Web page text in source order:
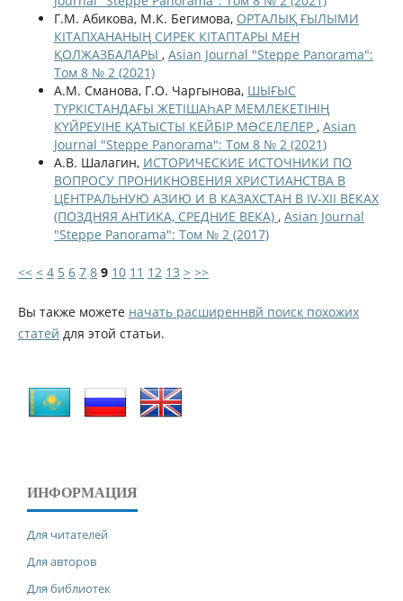
Г.М. Абикова, М.К. Бегимова, ОРТАЛЫҚ ҒЫЛЫМИ
КІТАПХАНАНЫҢ СИРЕК КІТАПТАРЫ МЕН
ҚОЛЖАЗБАЛАРЫ , Asian Journal "Steppe Panorama":
Том 8 № 2 (2021)
А.М. Сманова, Г.О. Чаргынова, ШЫҒЫС
ТҮРКІСТАНДАҒЫ ЖЕТІШАҺАР МЕМЛЕКЕТІНІҢ
КҮЙРЕУІНЕ ҚАТЫСТЫ КЕЙБІР МƏСЕЛЕЛЕР , Asian
Journal "Steppe Panorama": Том 8 № 2 (2021)
А.В. Шалагин, ИСТОРИЧЕСКИЕ ИСТОЧНИКИ ПО
ВОПРОСУ ПРОНИКНОВЕНИЯ ХРИСТИАНСТВА В
ЦЕНТРАЛЬНУЮ АЗИЮ И В КАЗАХСТАН В IV-XII ВЕКАХ
(ПОЗДНЯЯ АНТИКА, СРЕДНИЕ ВЕКА) , Asian Journal
"Steppe Panorama": Том № 2 (2017)
<< < 4 5 6 7 8 9 10 11 12 13 > >>
Вы также можете начать расширеннвй поиск похожих
статей для этой статьи.
ИНФОРМАЦИЯ
Для читателей
Для авторов
Для библиотек